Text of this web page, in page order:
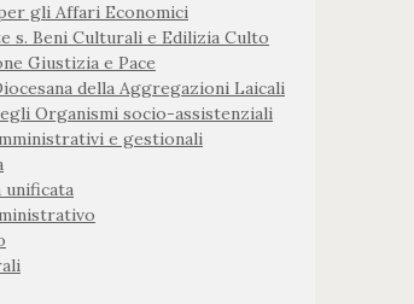
gli Affari Economici
s. Beni Culturali e Edilizia Culto
Giustizia e Pace
della Aggregazioni Laicali
Organismi socio-assistenziali
e gestionali